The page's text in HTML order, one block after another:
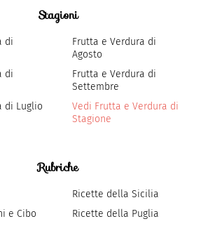
Stagioni
di
di
di Luglio
Frutta e Verdura di
Agosto
Frutta e Verdura di
Settembre
Vedi Frutta e Verdura di
Stagione
Rubriche
e Cibo
Ricette della Sicilia
Ricette della Puglia